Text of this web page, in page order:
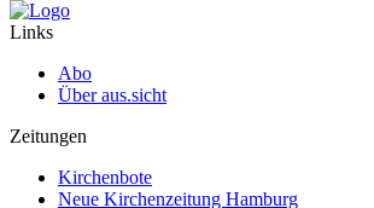
Links
Abo
Über aus.sicht
Zeitungen
Kirchenbote
Neue Kirchenzeitung Hamburg